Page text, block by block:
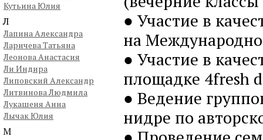
Кутьина Юлия
Л
Лапина Александра
Ларичева Татьяна
Леонова Анастасия
Ли Индира
Липовский Александр
Литвинова Людмила
Лукашеня Анна
Лычак Юлия
М
● Участие в
на
● Участие в
площадке 4fresh
● Ведение
нидре по